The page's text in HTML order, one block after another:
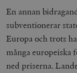
En annan
subventionerar
Europa och trots
många europeiska
ned priserna.